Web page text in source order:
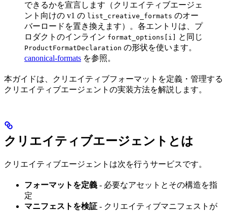
できるかを宣言します（クリエイティブエージェ
ント向けの v1 の list_creative_formats のオー
バーロードを置き換えます）。各エントリは、プ
ロダクトのインライン format_options[i] と同じ
ProductFormatDeclaration の形状を使います。
canonical-formats を参照。
本ガイドは、クリエイティブフォーマットを定義・管理する
クリエイティブエージェントの実装方法を解説します。
クリエイティブエージェントとは
クリエイティブエージェントは次を行うサービスです。
フォーマットを定義 - 必要なアセットとその構造を指
定
マニフェストを検証 - クリエイティブマニフェストが